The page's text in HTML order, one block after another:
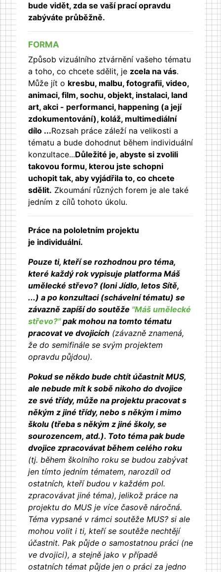
bude vidět, zda se vaší prací opravdu
zabýváte průběžně.
FORMA
Způsob vizuálního ztvárnění vašeho tématu
a toho, co chcete sdělit, je zcela na vás.
Může jít o kresbu, malbu, fotografii, video,
animaci, film, sochu, objekt, instalaci, land
art, akci - performanci, happening (a její
zdokumentování), koláž, multimediální
dílo ...Rozsah práce záleží na velikosti a
tématu a bude dohodnut během individuální
konzultace...Důležité je, abyste si zvolili
takovou formu, kterou jste schopni
uchopit tak, aby vyjádřila to, co chcete
sdělit. Zkoumání různých forem je ale také
jedním z cílů tohoto úkolu.
Práce na pololetním projektu
je individuální.
Pouze ti, kteří se rozhodnou pro téma,
které každý rok vypisuje platforma Máš
umělecké střevo? (loni Jídlo, letos Sítě,
...) a po konzultaci (schávelní tématu) se
závazně zapíší do soutěže "Máš umělecké
střevo?"pak mohou na tomto tématu
pracovat ve dvojicích (závazně znamená,
že do semifinále se svým projektem
opravdu půjdou).
Pokud se někdo bude chtít účastnit MUS,
ale nebude mít k sobě nikoho do dvojice
ze své třídy, může na projektu pracovat s
někým z jiné třídy, nebo s někým i mimo
školu (třeba s někým z jiné školy, se
sourozencem, atd.). Toto téma pak bude
dvojice zpracovávat během celého roku
(tj. během školního roku se budou zabývat
jen tímto jedním tématem, narozdíl od
ostatních, kteří budou v každém pol.
zpracovávat jiné téma), jelikož práce na
projektu do MUS je více časově náročná.
Téma vypsané v rámci soutěže MUS? si ale
mohou volit i ti, kteří se soutěže nechtějí
účastnit. Pak půjde o samostatnou práci (ne
ve dvojici), a stejně jako v případě
ostatních témat půjde jen o práci za jedno